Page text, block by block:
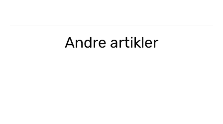
Andre artikler